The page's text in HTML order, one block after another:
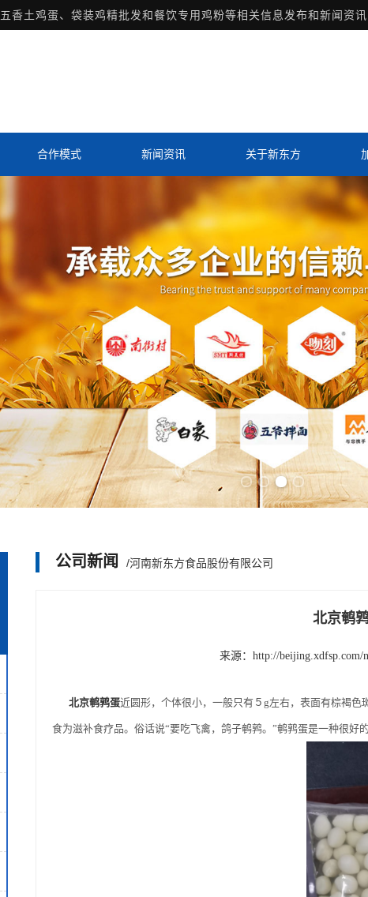
五香土鸡蛋、袋装鸡精批发和餐饮专用鸡粉等相关信息发布和新闻资
合作模式 新闻资讯 关于新东方
公司新闻 /河南新东方食品股份有限公司
北京鹌
来源： http://beijing.xdfsp.com/
北京鹌鹑蛋近圆形，个体很小，一般只有５g左右，表面有棕褐色
食为滋补食疗品。俗话说“要吃飞禽，鸽子鹌鹑。”鹌鹑蛋是一种很好